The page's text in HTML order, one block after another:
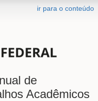
ir para o conteúdo
de
Acadêmicos